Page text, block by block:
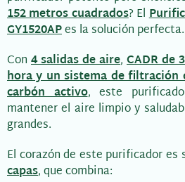
152 metros cuadrados? El
GY1520APes la solución perfecta.
Con 4 salidas de aire, CADR de
hora y un sistema de filtración
carbón activo, este
mantener el aire limpio y
grandes.
El corazón de este purificador es
capas, que combina: